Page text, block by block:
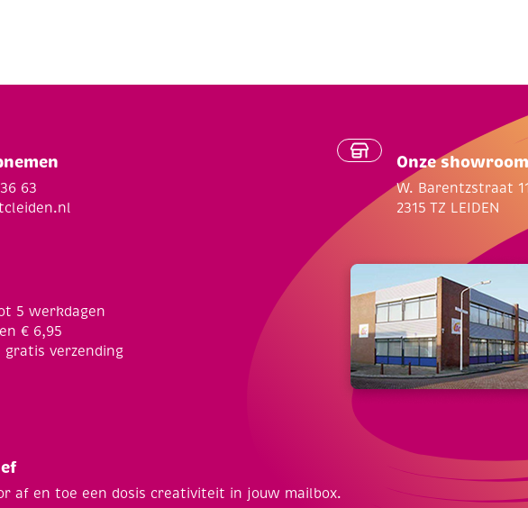
63
5 werkdagen
€ 6,95
gratis verzending
Onze showroom
W. Barentzstraat
2315 TZ LEIDEN
af en toe een dosis creativiteit in jouw mailbox.